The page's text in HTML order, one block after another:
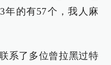
年的有57个，我人麻
系了多位曾拉黑过特